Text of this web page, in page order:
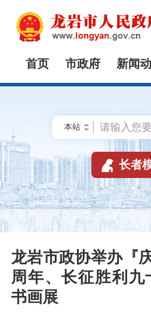
首页 市政府 新闻
 长者
龙岩市政协举办『
周年、长征胜利
书画展